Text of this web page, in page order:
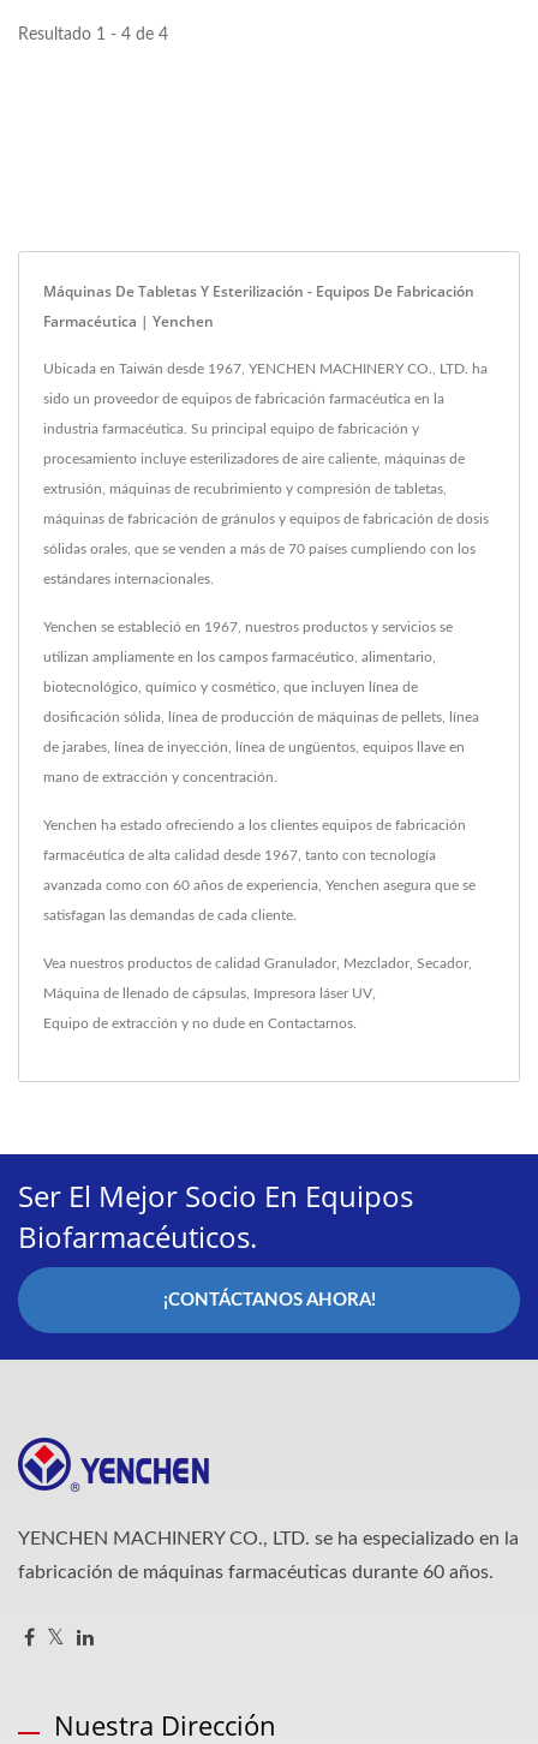
Resultado 1 - 4 de 4
Máquinas De Tabletas Y Esterilización - Equipos De Fabricación
Farmacéutica | Yenchen
Ubicada en Taiwán desde 1967, YENCHEN MACHINERY CO., LTD. ha
sido un proveedor de equipos de fabricación farmacéutica en la
industria farmacéutica. Su principal equipo de fabricación y
procesamiento incluye esterilizadores de aire caliente, máquinas de
extrusión, máquinas de recubrimiento y compresión de tabletas,
máquinas de fabricación de gránulos y equipos de fabricación de dosis
sólidas orales, que se venden a más de 70 países cumpliendo con los
estándares internacionales.
Yenchen se estableció en 1967, nuestros productos y servicios se
utilizan ampliamente en los campos farmacéutico, alimentario,
biotecnológico, químico y cosmético, que incluyen línea de
dosificación sólida, línea de producción de máquinas de pellets, línea
de jarabes, línea de inyección, línea de ungüentos, equipos llave en
mano de extracción y concentración.
Yenchen ha estado ofreciendo a los clientes equipos de fabricación
farmacéutica de alta calidad desde 1967, tanto con tecnología
avanzada como con 60 años de experiencia, Yenchen asegura que se
satisfagan las demandas de cada cliente.
Vea nuestros productos de calidad Granulador, Mezclador, Secador,
Máquina de llenado de cápsulas Impresora láser UV
Equipo de extracción y no dude en Contactarnos
Ser El Mejor Socio En Equipos
Biofarmacéuticos.
¡CONTÁCTANOS AHORA!
YENCHEN MACHINERY CO., LTD. se ha especializado en la
fabricación de máquinas farmacéuticas durante 60 años.
Nuestra Dirección